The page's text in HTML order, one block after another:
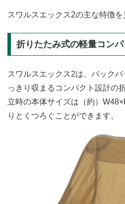
スワルスエックス2の主な特徴を
折りたたみ式の軽量コン
スワルスエックス2は、バック
っきり収まるコンパクト設計の
立時の本体サイズは（約）
りとくつろぐことができます。